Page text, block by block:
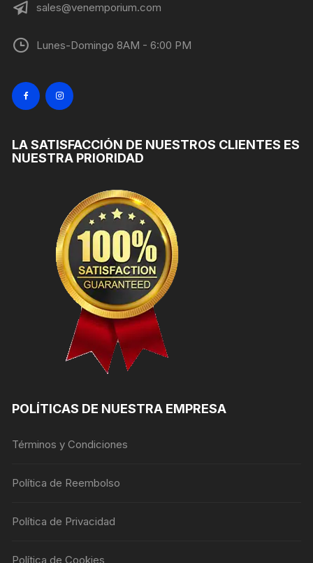
sales@venemporium.com
Lunes-Domingo 8AM - 6:00 PM
LA SATISFACCIÓN DE NUESTROS CLIENTES ES
NUESTRA PRIORIDAD
POLÍTICAS DE NUESTRA EMPRESA
Términos y Condiciones
Política de Reembolso
Política de Privacidad
Política de Cookies